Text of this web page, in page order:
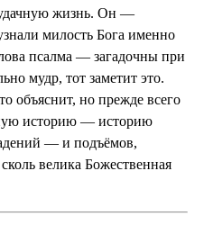
удачную жизнь. Он —
милость Бога именно
псалма — загадочны при
мудр, тот заметит это.
объяснит, но прежде всего
историю — историю
— и подъёмов,
велика Божественная